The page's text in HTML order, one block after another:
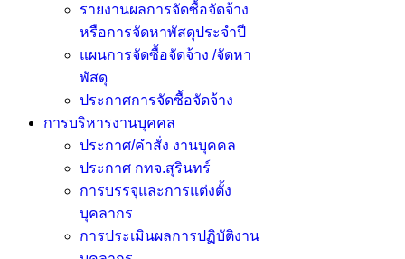
รายงานผลการจัดซื้อจัดจ้าง
หรือการจัดหาพัสดุประจำปี
แผนการจัดซื้อจัดจ้าง /จัดหา
พัสดุ
ประกาศการจัดซื้อจัดจ้าง
การบริหารงานบุคคล
ประกาศ/คำสั่ง งานบุคคล
ประกาศ กทจ.สุรินทร์
การบรรจุและการแต่งตั้ง
บุคลากร
การประเมินผลการปฏิบัติงาน